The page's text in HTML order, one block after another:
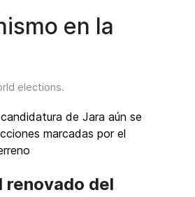
en la
elections.
de Jara aún se
marcadas por el
renovado del